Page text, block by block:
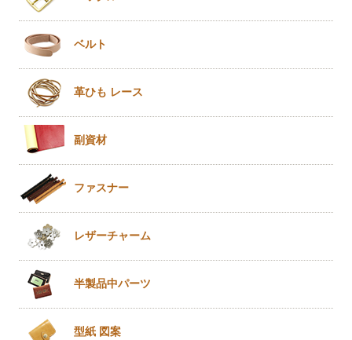
ベルト
革ひも レース
副資材
ファスナー
レザーチャーム
半製品中パーツ
型紙 図案